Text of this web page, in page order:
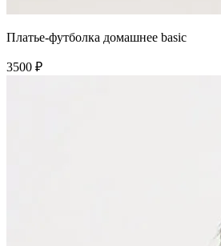
Платье-футболка домашнее basic
3500 ₽